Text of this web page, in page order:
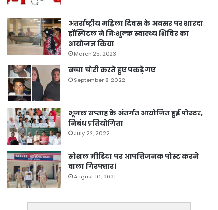
अंतर्राष्ट्रीय महिला दिवस के अवसर पर शारदा
हॉस्पिटल ने निःशुल्क स्वास्थ्य शिविर का
आयोजन किया
March 25, 2023
बच्चा चोरी करते हुए पकड़े गए
September 8, 2022
भूजल सप्ताह के अंतर्गत आयोजित हुई पोस्टर,
निबंध प्रतियोगिता
July 22, 2022
सोशल मीडिया पर आपत्तिजनक पोस्ट करने
वाला गिरफ्तार।
August 10, 2021